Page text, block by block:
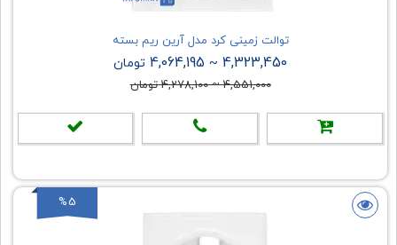
توالت زمینی کرد مدل آرین ریم بسته
4,323,450
~
4,064,195تومان
4,551,000
~
4,278,100تومان
%5